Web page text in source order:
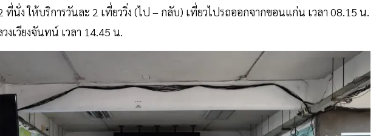
ที่นั่ง ให้บริการวันละ 2 เที่ยววิ่ง (ไป – กลับ) เที่ยวไปรถออกจากขอนแก่น เวลา 08.15 น.
เวียงจันทน์ เวลา 14.45 น.